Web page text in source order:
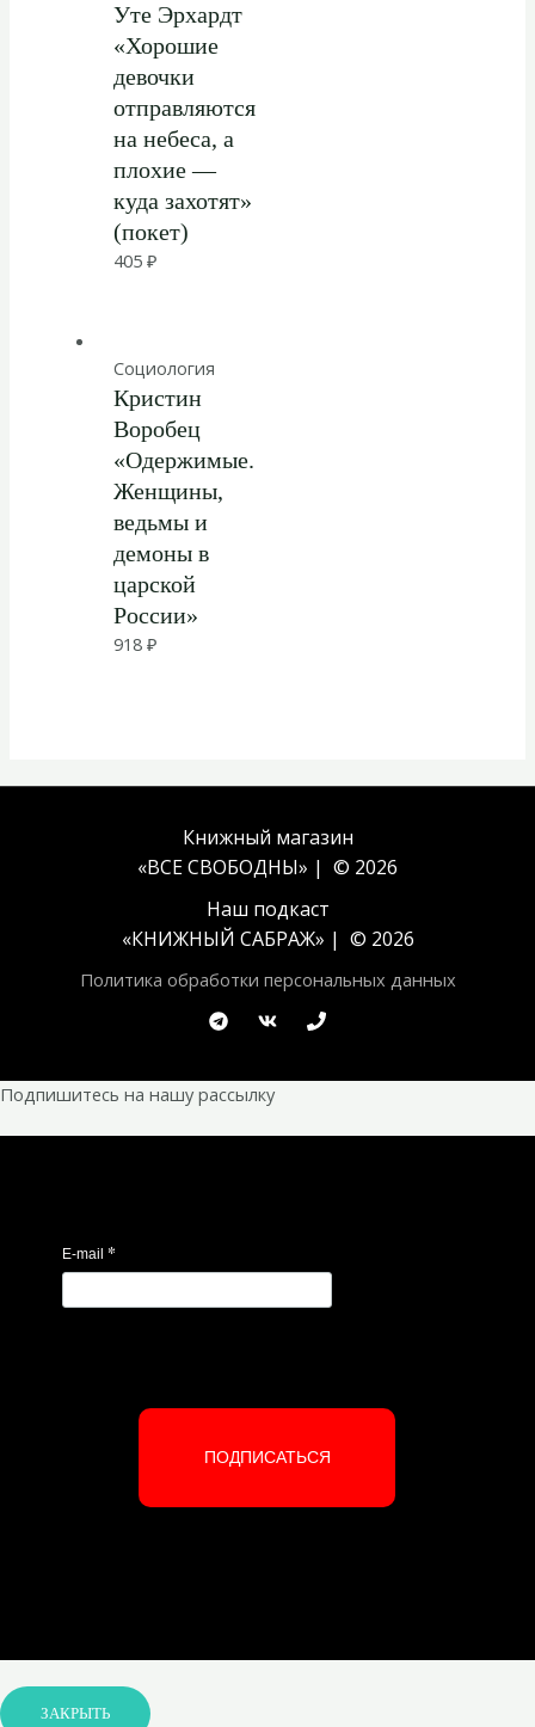
Уте Эрхардт
«Хорошие
девочки
отправляются
на небеса, а
плохие —
куда захотят»
(покет)
405₽
Социология
Кристин
Воробец
«Одержимые.
Женщины,
ведьмы и
демоны в
царской
России»
918₽
Книжный магазин
«ВСЕ СВОБОДНЫ» | © 2026
Наш подкаст
«КНИЖНЫЙ САБРАЖ» | © 2026
Политика обработки персональных данных
Подпишитесь на нашу рассылку
E-mail *
ПОДПИСАТЬСЯ
ЗАКРЫТЬ